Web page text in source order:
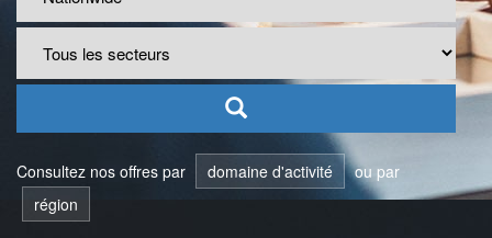
Consultez nos offres par domaine d'activité
ou par
région